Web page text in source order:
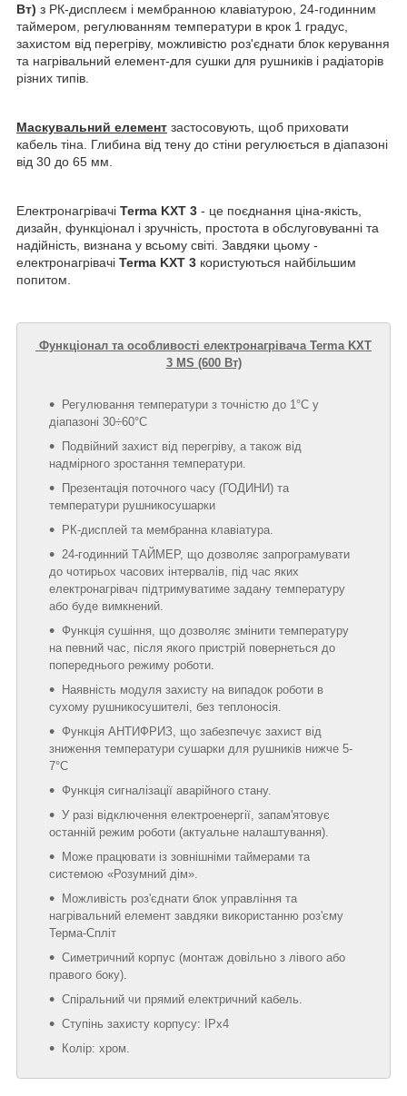
Вт) з РК-дисплеєм і мембранною клавіатурою, 24-годинним
таймером, регулюванням температури в крок 1 градус,
захистом від перегріву, можливістю роз'єднати блок керування
та нагрівальний елемент-для сушки для рушників і радіаторів
різних типів.
Маскувальний елемент застосовують, щоб приховати
кабель тіна. Глибина від тену до стіни регулюється в діапазоні
від 30 до 65 мм.
Електронагрівачі Terma KXT 3 - це поєднання ціна-якість,
дизайн, функціонал і зручність, простота в обслуговуванні та
надійність, визнана у всьому світі. Завдяки цьому -
електронагрівачі Terma KXT 3 користуються найбільшим
попитом.
Функціонал та особливості електронагрівача Terma KXT
3 MS (600 Вт)
Регулювання температури з точністю до 1°C у
діапазоні 30÷60°C
Подвійний захист від перегріву, а також від
надмірного зростання температури.
Презентація поточного часу (ГОДИНИ) та
температури рушникосушарки
РК-дисплей та мембранна клавіатура.
24-годинний ТАЙМЕР, що дозволяє запрограмувати
до чотирьох часових інтервалів, під час яких
електронагрівач підтримуватиме задану температуру
або буде вимкнений.
Функція сушіння, що дозволяє змінити температуру
на певний час, після якого пристрій повернеться до
попереднього режиму роботи.
Наявність модуля захисту на випадок роботи в
сухому рушникосушителі, без теплоносія.
Функція АНТИФРИЗ, що забезпечує захист від
зниження температури сушарки для рушників нижче 5-
7°C
Функція сигналізації аварійного стану.
У разі відключення електроенергії, запам'ятовує
останній режим роботи (актуальне налаштування).
Може працювати із зовнішніми таймерами та
системою «Розумний дім».
Можливість роз'єднати блок управління та
нагрівальний елемент завдяки використанню роз'єму
Терма-Спліт
Симетричний корпус (монтаж довільно з лівого або
правого боку).
Спіральний чи прямий електричний кабель.
Ступінь захисту корпусу: IPх4
Колір: хром.